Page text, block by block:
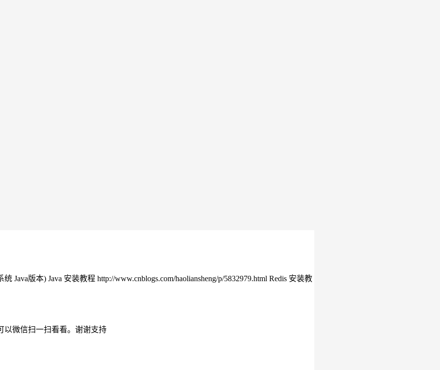
Java版本) Java 安装教程 http://www.cnblogs.com/haoliansheng/p/5832979.html Redis 安装教
以微信扫一扫看看。谢谢支持